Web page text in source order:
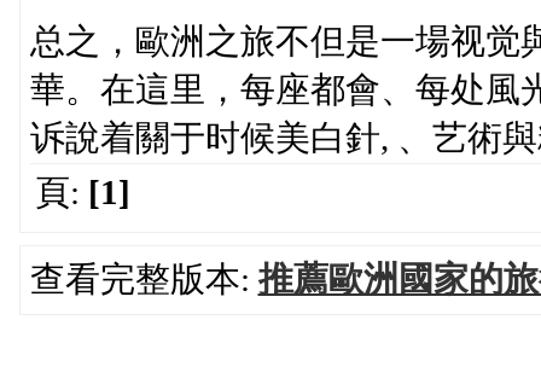
总之，歐洲之旅不但是一場视觉
華。在這里，每座都會、每处風
诉說着關于时候美白針, 、艺術
頁: [1]
查看完整版本:推薦歐洲國家的